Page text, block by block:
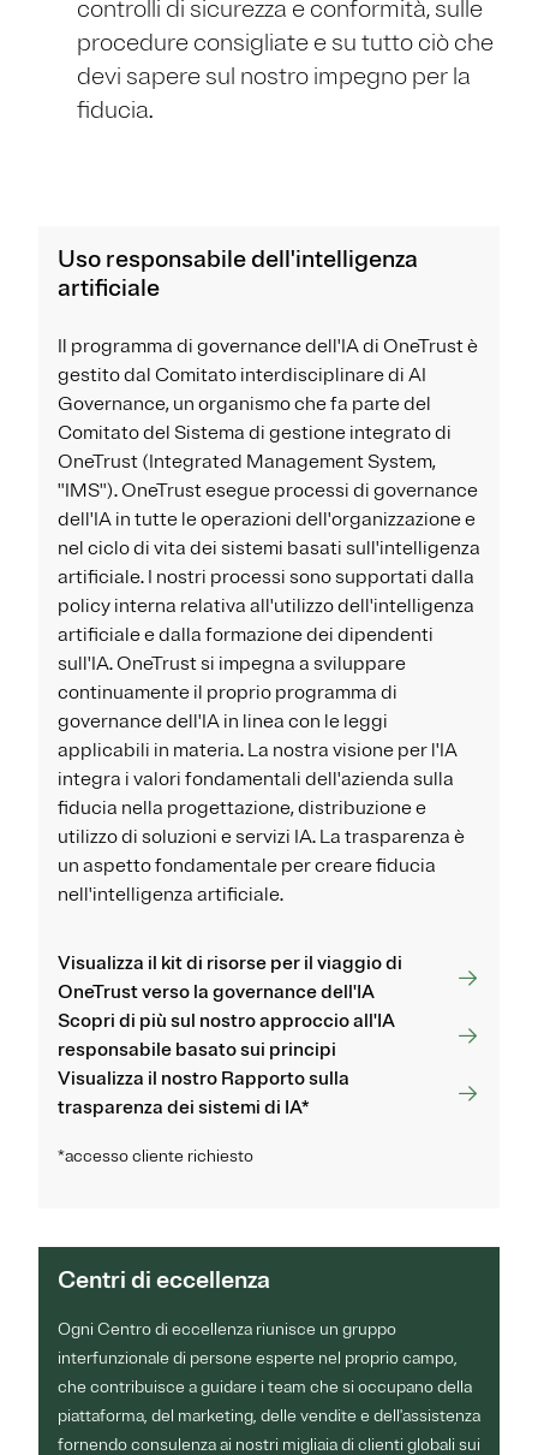
controlli di sicurezza e conformità, sulle
procedure consigliate e su tutto ciò che
devi sapere sul nostro impegno per la
fiducia.
Uso responsabile dell'intelligenza
artificiale
Il programma di governance dell'IA di OneTrust è
gestito dal Comitato interdisciplinare di AI
Governance, un organismo che fa parte del
Comitato del Sistema di gestione integrato di
OneTrust (Integrated Management System,
"IMS"). OneTrust esegue processi di governance
dell'IA in tutte le operazioni dell'organizzazione e
nel ciclo di vita dei sistemi basati sull'intelligenza
artificiale. I nostri processi sono supportati dalla
policy interna relativa all'utilizzo dell'intelligenza
artificiale e dalla formazione dei dipendenti
sull'IA. OneTrust si impegna a sviluppare
continuamente il proprio programma di
governance dell'IA in linea con le leggi
applicabili in materia. La nostra visione per l'IA
integra i valori fondamentali dell'azienda sulla
fiducia nella progettazione, distribuzione e
utilizzo di soluzioni e servizi IA. La trasparenza è
un aspetto fondamentale per creare fiducia
nell'intelligenza artificiale.
Visualizza il kit di risorse per il viaggio di
OneTrust verso la governance dell'IA
Scopri di più sul nostro approccio all'IA
responsabile basato sui principi
Visualizza il nostro Rapporto sulla
trasparenza dei sistemi di IA*
*accesso cliente richiesto
Centri di eccellenza
Ogni Centro di eccellenza riunisce un gruppo
interfunzionale di persone esperte nel proprio campo,
che contribuisce a guidare i team che si occupano della
piattaforma, del marketing, delle vendite e dell'assistenza
fornendo consulenza ai nostri migliaia di clienti globali sui